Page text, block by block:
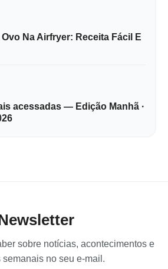
Na Airfryer: Receita Fácil E
acessadas — Edição Manhã ·
sobre notícias, acontecimentos e
semanais no seu e-mail.